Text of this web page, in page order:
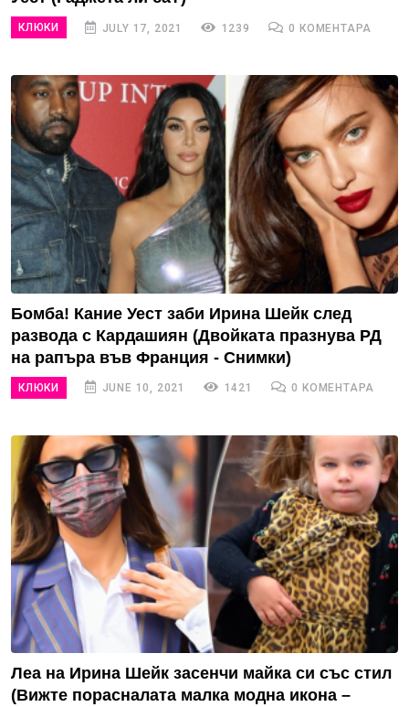
КЛЮКИ JULY 17, 2021 1239 0 КОМЕНТАРА
Бомба! Кание Уест заби Ирина Шейк след
развода с Кардашиян (Двойката празнува РД
на рапъра във Франция - Снимки)
КЛЮКИ JUNE 10, 2021 1421 0 КОМЕНТАРА
Леа на Ирина Шейк засенчи майка си със стил
(Вижте порасналата малка модна икона –